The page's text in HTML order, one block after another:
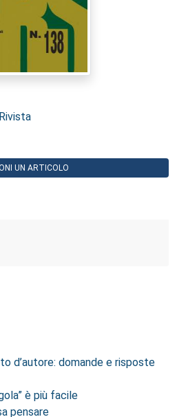
UN ARTICOLO
d’autore: domande e risposte
è più facile
pensare